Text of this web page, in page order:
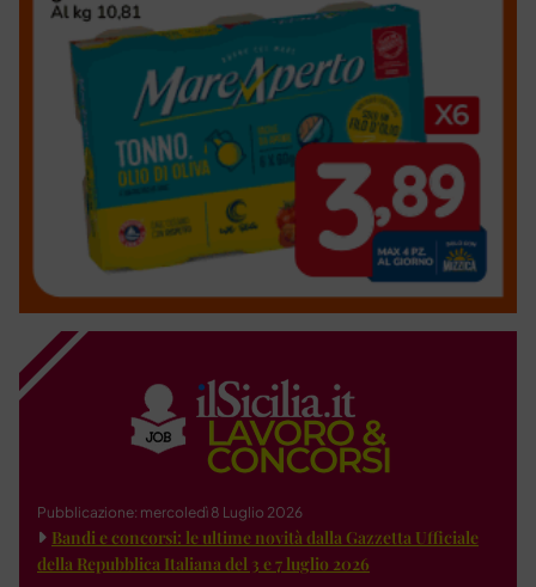
Pubblicazione: mercoledì 8 Luglio 2026
Bandi e concorsi: le ultime novità dalla Gazzetta Ufficiale
della Repubblica Italiana del 3 e 7 luglio 2026